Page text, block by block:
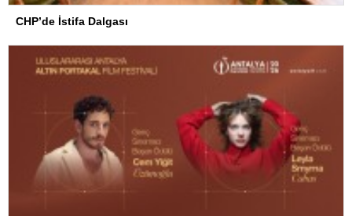
CHP’de İstifa Dalgası